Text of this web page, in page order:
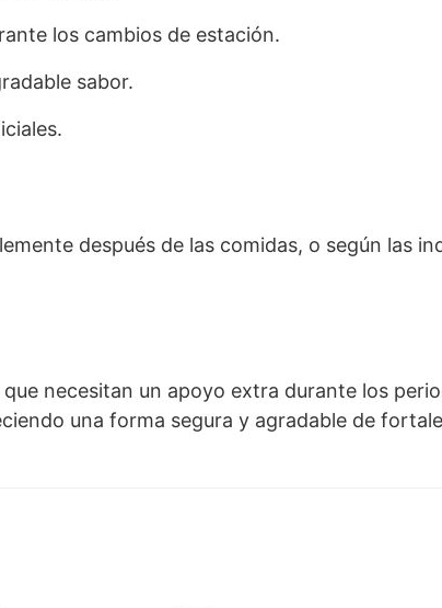
los cambios de estación.
sabor.
después de las comidas, o según las
necesitan un apoyo extra durante los
una forma segura y agradable de